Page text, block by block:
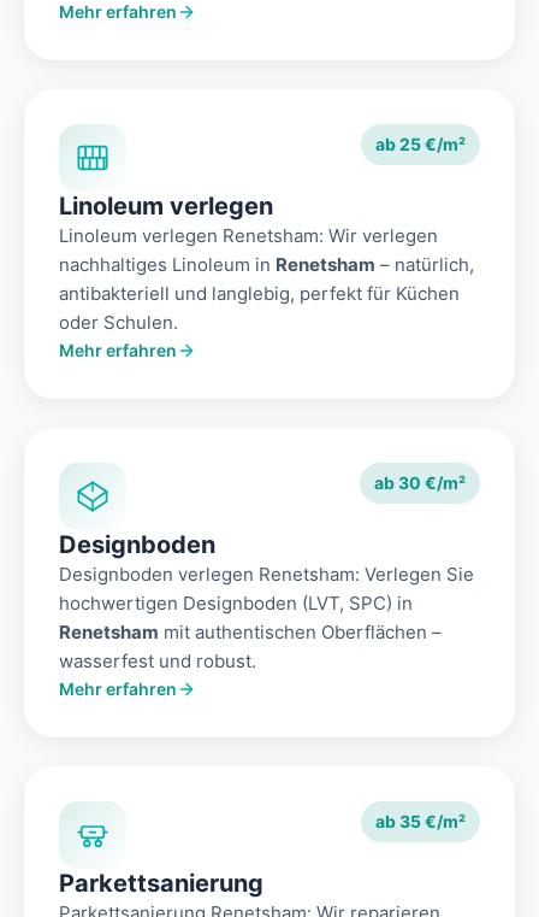
Mehr erfahren
ab 25 €/m²
Linoleum verlegen
Linoleum verlegen Renetsham: Wir verlegen
nachhaltiges Linoleum in Renetsham – natürlich,
antibakteriell und langlebig, perfekt für Küchen
oder Schulen.
Mehr erfahren
ab 30 €/m²
Designboden
Designboden verlegen Renetsham: Verlegen Sie
hochwertigen Designboden (LVT, SPC) in
Renetsham mit authentischen Oberflächen –
wasserfest und robust.
Mehr erfahren
ab 35 €/m²
Parkettsanierung